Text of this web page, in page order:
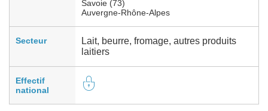
Savoie (73)
Auvergne-Rhône-Alpes
Secteur
Lait, beurre, fromage, autres produits
laitiers
Effectif
national